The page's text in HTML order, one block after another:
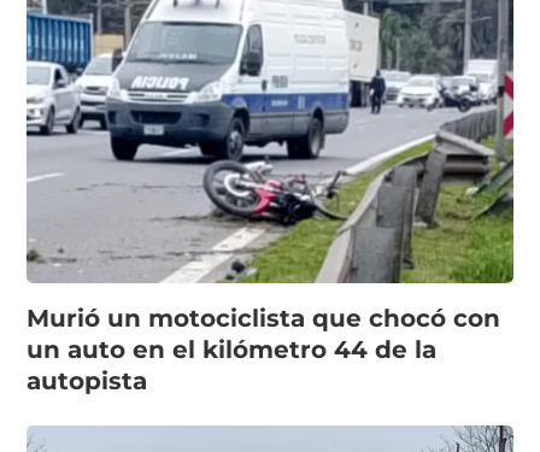
Murió un motociclista que chocó con
un auto en el kilómetro 44 de la
autopista